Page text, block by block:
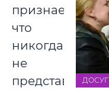
признается,
что
никогда
не
представляла
ДОСУГ